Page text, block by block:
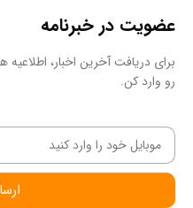
عضویت در خبرنامه
برای دریافت آخرین اخبار،
رو وارد کن.